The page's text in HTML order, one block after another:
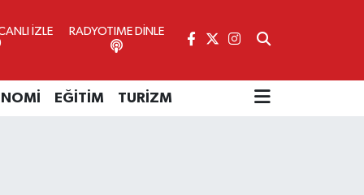
İZLE RADYOTIME DİNLE
EĞİTİM TURİZM